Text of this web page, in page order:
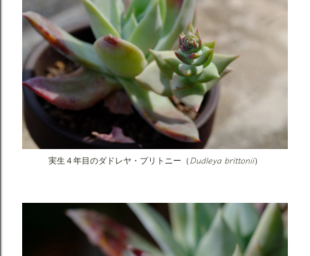
実生４年目のダドレヤ・プリトニー（ Dudleya brittonii）